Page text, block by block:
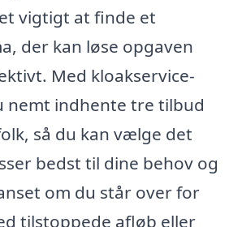
vigtigt at finde et
der kan løse opgaven
Med kloakservice-
nemt indhente tre tilbud
så du kan vælge det
bedst til dine behov og
om du står over for
tilstoppede afløb eller